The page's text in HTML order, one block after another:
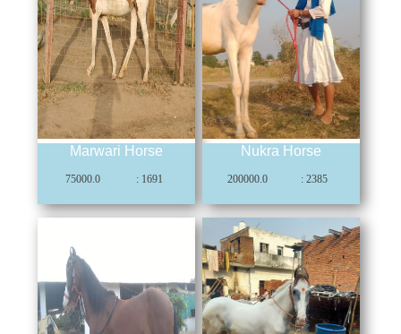
Marwari Horse
75000.0 : 1691
Nukra Horse
200000.0 : 2385